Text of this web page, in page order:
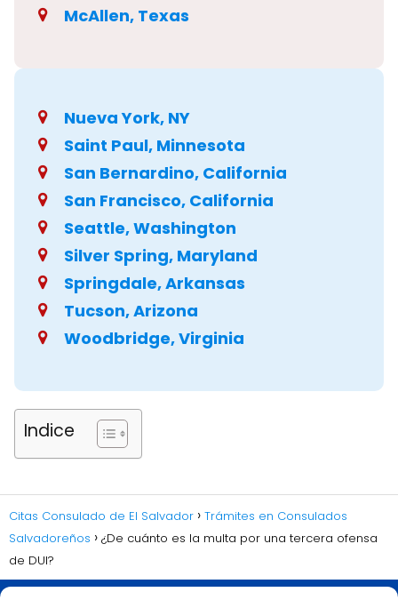
McAllen, Texas
Nueva York, NY
Saint Paul, Minnesota
San Bernardino, California
San Francisco, California
Seattle, Washington
Silver Spring, Maryland
Springdale, Arkansas
Tucson, Arizona
Woodbridge, Virginia
Indice
Citas Consulado de El Salvador
Trámites en Consulados
Salvadoreños
¿De cuánto es la multa por una tercera ofensa
de DUI?